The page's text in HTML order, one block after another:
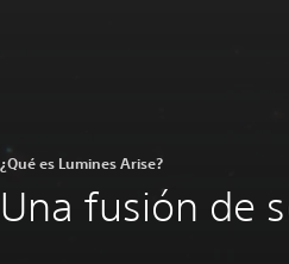
¿Qué es Lumines Arise?
Una fusión de